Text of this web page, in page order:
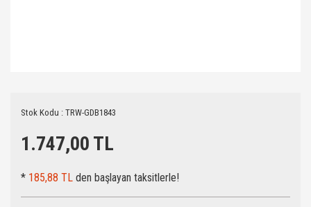
Stok Kodu : TRW-GDB1843
1.747,00 TL
* 185,88 TL den başlayan taksitlerle!